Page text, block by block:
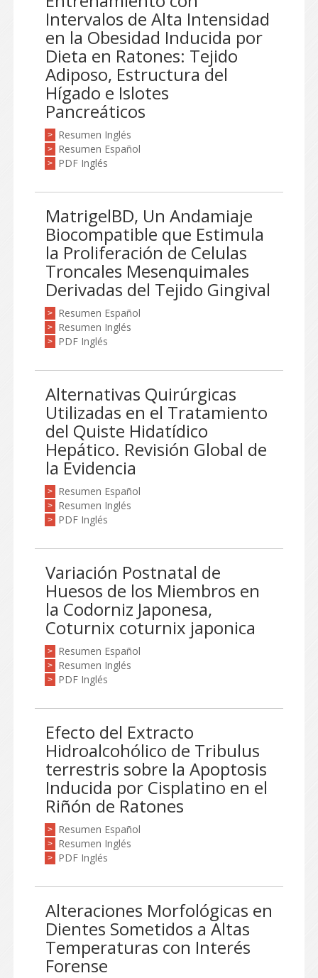
Intervalos de Alta Intensidad
en la Obesidad Inducida por
Dieta en Ratones: Tejido
Adiposo, Estructura del
Hígado e Islotes
Pancreáticos
> Resumen Inglés
> Resumen Español
> PDF Inglés
MatrigelBD, Un Andamiaje
Biocompatible que Estimula
la Proliferación de Celulas
Troncales Mesenquimales
Derivadas del Tejido Gingival
> Resumen Español
> Resumen Inglés
> PDF Inglés
Alternativas Quirúrgicas
Utilizadas en el Tratamiento
del Quiste Hidatídico
Hepático. Revisión Global de
la Evidencia
> Resumen Español
> Resumen Inglés
> PDF Inglés
Variación Postnatal de
Huesos de los Miembros en
la Codorniz Japonesa,
Coturnix coturnix japonica
> Resumen Español
> Resumen Inglés
> PDF Inglés
Efecto del Extracto
Hidroalcohólico de Tribulus
terrestris sobre la Apoptosis
Inducida por Cisplatino en el
Riñón de Ratones
> Resumen Español
> Resumen Inglés
> PDF Inglés
Alteraciones Morfológicas en
Dientes Sometidos a Altas
Temperaturas con Interés
Forense